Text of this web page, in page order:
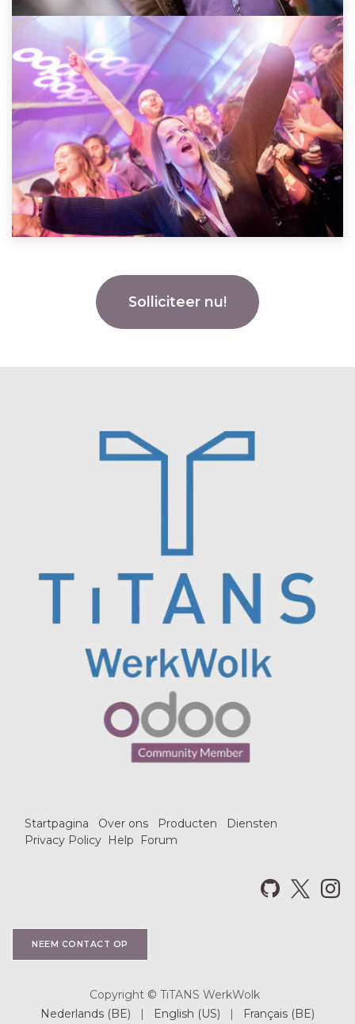
Solliciteer nu!
Startpagina Over ons Producten
Diensten
Privacy Policy Help Forum
NEEM CO​​NTACT OP
Copyright © TiTANS WerkWolk
Nederlands (BE)
| English (US) | Français (BE)